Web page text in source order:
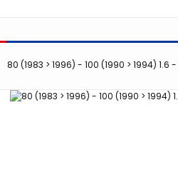
80 (1983 > 1996) - 100 (1990 > 1994) 1.6